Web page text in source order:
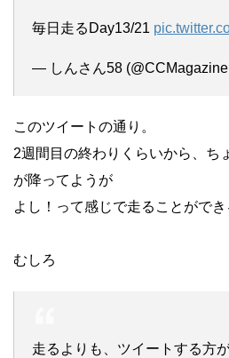
毎日走るDay13/21
— しんさん58
このツイートの通り。
2週間目の終わりくらいから、ち
が降ってようが
よし！って感じで走ることができ
むしろ
走るよりも、ツイートする方